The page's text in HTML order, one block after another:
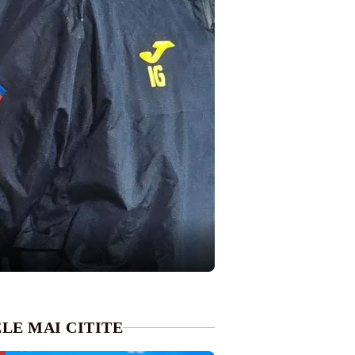
MAI CITITE